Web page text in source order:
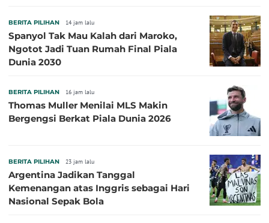
BERITA PILIHAN 14 jam lalu
Spanyol Tak Mau Kalah dari Maroko,
Ngotot Jadi Tuan Rumah Final Piala
Dunia 2030
BERITA PILIHAN 16 jam lalu
Thomas Muller Menilai MLS Makin
Bergengsi Berkat Piala Dunia 2026
BERITA PILIHAN 23 jam lalu
Argentina Jadikan Tanggal
Kemenangan atas Inggris sebagai Hari
Nasional Sepak Bola